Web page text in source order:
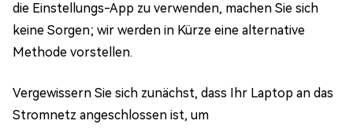
die Einstellungs-App zu verwenden, machen Sie sich
keine Sorgen; wir werden in Kürze eine alternative
Methode vorstellen.
Vergewissern Sie sich zunächst, dass Ihr Laptop an das
Stromnetz angeschlossen ist, um